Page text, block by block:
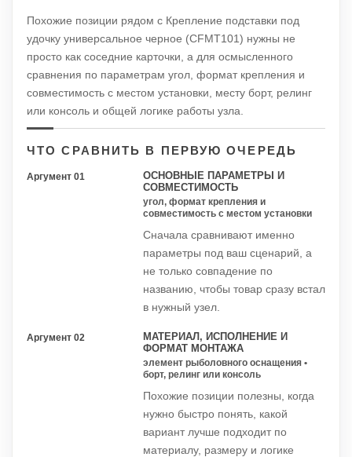
Похожие позиции рядом с Крепление подставки под
удочку универсальное черное (CFMT101) нужны не
просто как соседние карточки, а для осмысленного
сравнения по параметрам угол, формат крепления и
совместимость с местом установки, месту борт, релинг
или консоль и общей логике работы узла.
ЧТО СРАВНИТЬ В ПЕРВУЮ ОЧЕРЕДЬ
Аргумент 01
ОСНОВНЫЕ ПАРАМЕТРЫ И
СОВМЕСТИМОСТЬ
угол, формат крепления и
совместимость с местом установки
Сначала сравнивают именно
параметры под ваш сценарий, а
не только совпадение по
названию, чтобы товар сразу встал
в нужный узел.
Аргумент 02
МАТЕРИАЛ, ИСПОЛНЕНИЕ И
ФОРМАТ МОНТАЖА
элемент рыболовного оснащения •
борт, релинг или консоль
Похожие позиции полезны, когда
нужно быстро понять, какой
вариант лучше подходит по
материалу, размеру и логике